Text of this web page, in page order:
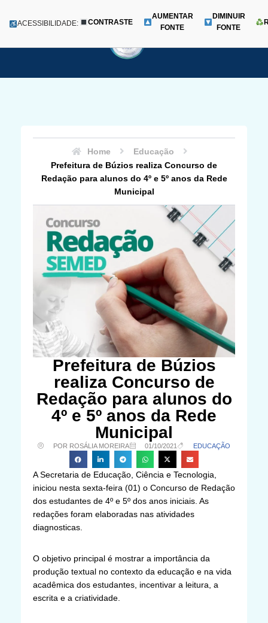
para
Menu
ACESSIBILIDADE: CONTRASTE
AUMENTAR
FONTE
DIMINUIR
FONTE
Home
Educação
Prefeitura de Búzios realiza Concurso de
Redação para alunos do 4º e 5º anos da Rede
Municipal
Prefeitura de Búzios
realiza Concurso de
Redação para alunos do
4º e 5º anos da Rede
Municipal
POR ROSÁLIA MOREIRA 01/10/2021 EDUCAÇÃO
A Secretaria de Educação, Ciência e Tecnologia,
iniciou nesta sexta-feira (01) o Concurso de Redação
dos estudantes de 4º e 5º dos anos iniciais. As
redações foram elaboradas nas atividades
diagnosticas.
O objetivo principal é mostrar a importância da
produção textual no contexto da educação e na vida
acadêmica dos estudantes, incentivar a leitura, a
escrita e a criatividade.